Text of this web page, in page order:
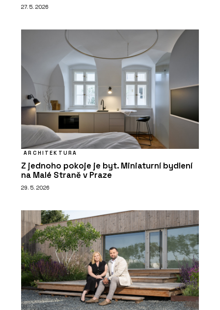
27. 5. 2026
ARCHITEKTURA
Z jednoho pokoje je byt. Miniaturní bydlení
na Malé Straně v Praze
29. 5. 2026